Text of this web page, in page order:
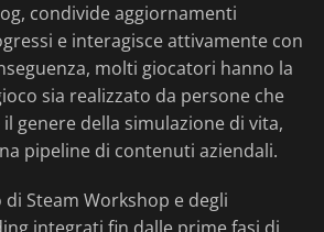
condivide aggiornamenti
e interagisce attivamente con
molti giocatori hanno la
sia realizzato da persone che
genere della simulazione di vita,
pipeline di contenuti aziendali.
Steam Workshop e degli